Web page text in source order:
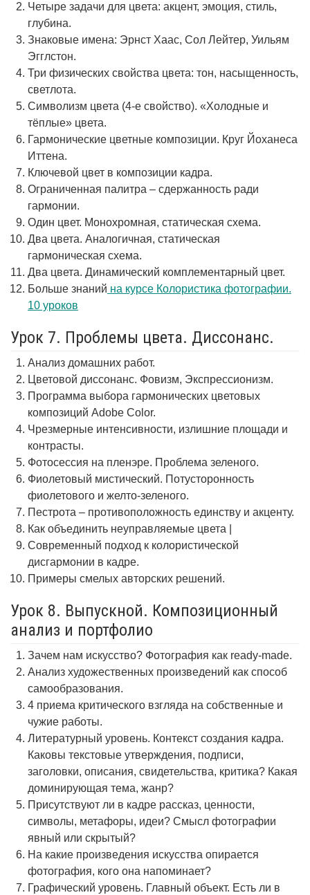
Четыре задачи для цвета: акцент, эмоция, стиль,
глубина.
Знаковые имена: Эрнст Хаас, Сол Лейтер, Уильям
Эгглстон.
Три физических свойства цвета: тон, насыщенность,
светлота.
Символизм цвета (4-е свойство). «Холодные и
тёплые» цвета.
Гармонические цветные композиции. Круг Йоханеса
Иттена.
Ключевой цвет в композиции кадра.
Ограниченная палитра – сдержанность ради
гармонии.
Один цвет. Монохромная, статическая схема.
Два цвета. Аналогичная, статическая
гармоническая схема.
Два цвета. Динамический комплементарный цвет.
Больше знаний на курсе Колористика фотографии.
10 уроков
Урок 7. Проблемы цвета. Диссонанс.
Анализ домашних работ.
Цветовой диссонанс. Фовизм, Экспрессионизм.
Программа выбора гармонических цветовых
композиций Adobe Color.
Чрезмерные интенсивности, излишние площади и
контрасты.
Фотосессия на пленэре. Проблема зеленого.
Фиолетовый мистический. Потусторонность
фиолетового и желто-зеленого.
Пестрота – противоположность единству и акценту.
Как объединить неуправляемые цвета |
Современный подход к колористической
дисгармонии в кадре.
Примеры смелых авторских решений.
Урок 8. Выпускной. Композиционный
анализ и портфолио
Зачем нам искусство? Фотография как ready-made.
Анализ художественных произведений как способ
самообразования.
4 приема критического взгляда на собственные и
чужие работы.
Литературный уровень. Контекст создания кадра.
Каковы текстовые утверждения, подписи,
заголовки, описания, свидетельства, критика? Какая
доминирующая тема, жанр?
Присутствуют ли в кадре рассказ, ценности,
символы, метафоры, идеи? Смысл фотографии
явный или скрытый?
На какие произведения искусства опирается
фотография, кого она напоминает?
Графический уровень. Главный объект. Есть ли в